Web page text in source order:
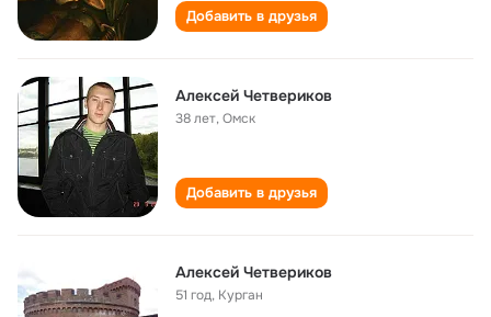
Добавить в друзья
Алексей Четвериков
38 лет,Омск
Добавить в друзья
Алексей Четвериков
51 год, Курган